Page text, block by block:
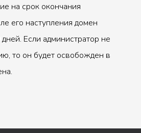
на срок окончания
его наступления домен
Если администратор не
то он будет освобожден в